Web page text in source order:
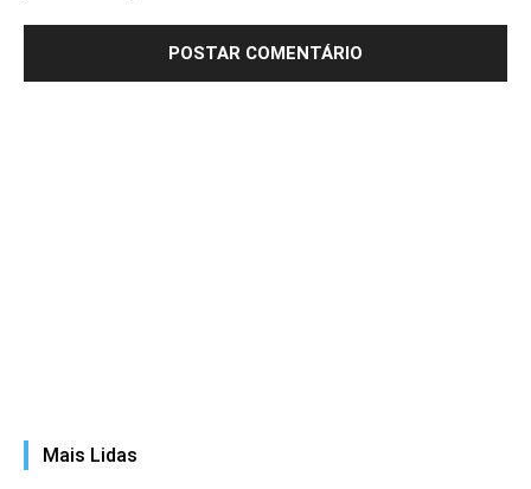
Mais Lidas